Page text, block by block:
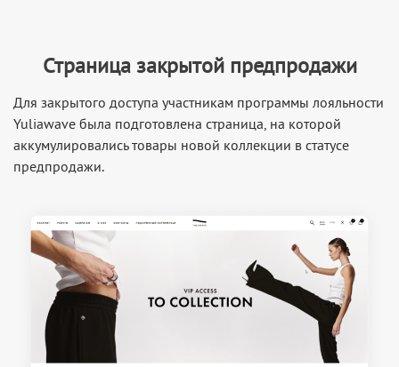
Страница закрытой предпродажи
Для закрытого доступа участникам программы лояльности
Yuliawave была подготовлена страница, на которой
аккумулировались товары новой коллекции в статусе
предпродажи.